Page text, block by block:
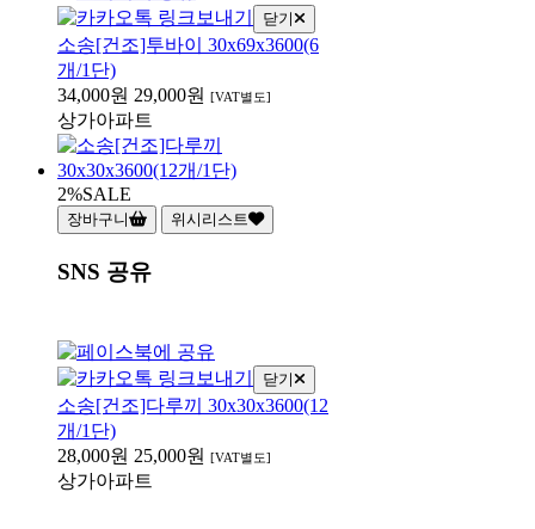
닫기
소송[건조]투바이 30x69x3600(6
개/1단)
34,000원 29,000원 [VAT별도]
상가아파트
2%SALE
장바구니 위시리스트
SNS 공유
닫기
소송[건조]다루끼 30x30x3600(12
개/1단)
28,000원 25,000원 [VAT별도]
상가아파트